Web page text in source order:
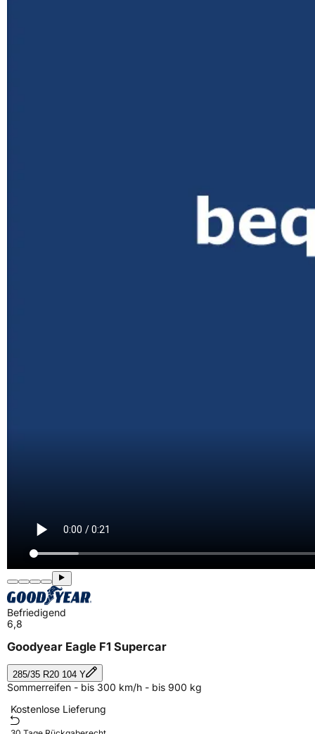
Befriedigend
6,8
Goodyear Eagle F1 Supercar
285/35 R20 104 Y
Sommerreifen - bis 300 km/h - bis 900 kg
Kostenlose Lieferung